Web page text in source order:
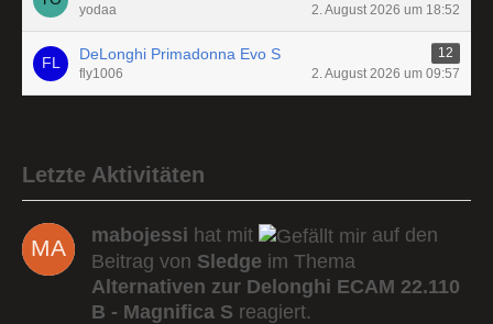
yodaa 2. August 2026 um 18:52
DeLonghi Primadonna Evo S
12
fly1006
2. August 2026 um 09:57
Letzte Aktivitäten
mabojessi hat mit
auf den
Beitrag von Sledge im Thema
Alternativen zur Delonghi ECAM 22.110
B - Magnifica S reagiert.